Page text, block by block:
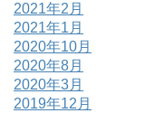
2021年2月
2021年1月
2020年10月
2020年8月
2020年3月
2019年12月